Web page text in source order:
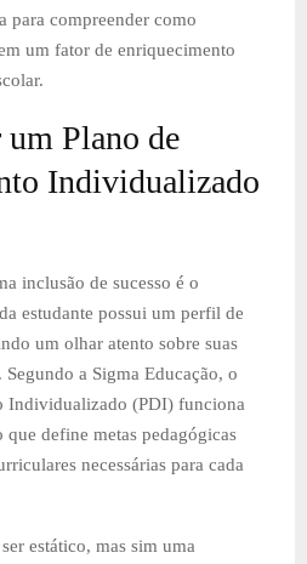
para compreender como
um fator de enriquecimento
Plano de
Individualizado
inclusão de sucesso é o
estudante possui um perfil de
um olhar atento sobre suas
a Sigma Educação, o
Individualizado (PDI) funciona
define metas pedagógicas
necessárias para cada
estático, mas sim uma